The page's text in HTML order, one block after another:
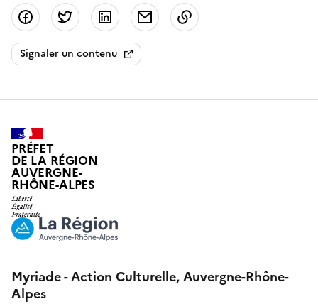
Partager sur Facebook
Partager sur Twitter
Partager sur LinkedIn
Partager par email
Signaler un contenu
PRÉFET
DE LA RÉGION
AUVERGNE-
RHÔNE-ALPES
Myriade - Action Culturelle, Auvergne-Rhône-
Alpes